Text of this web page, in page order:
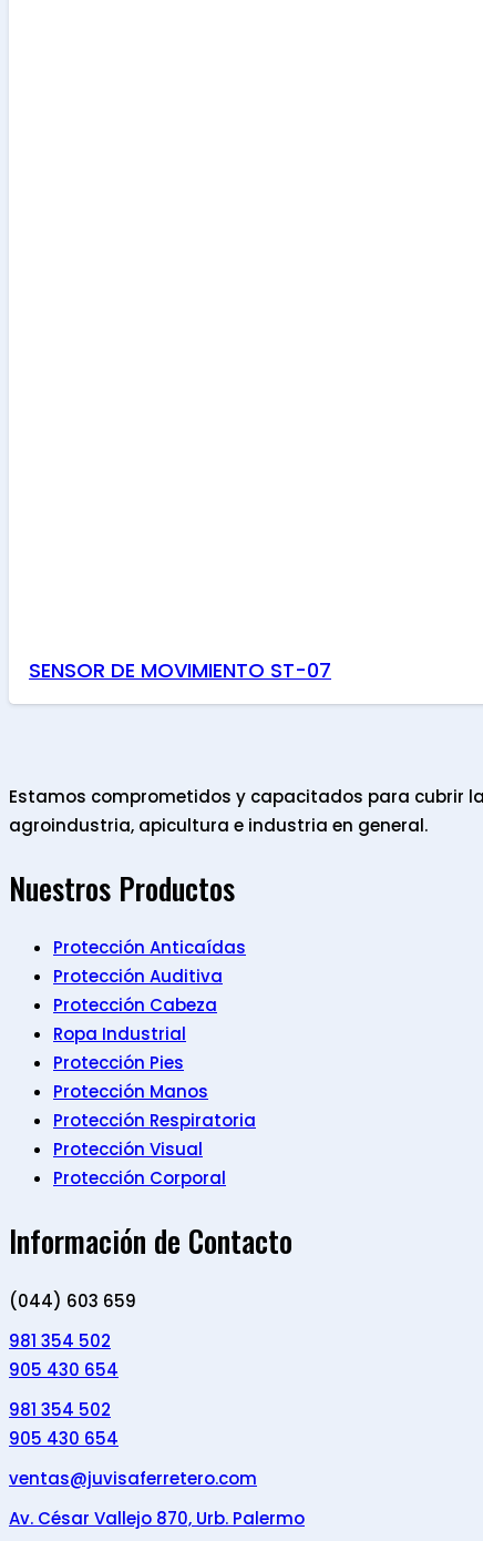
SENSOR DE MOVIMIENTO ST-07
Estamos comprometidos y capacitados para cubrir
agroindustria, apicultura e industria en general.
Nuestros Productos
Protección Anticaídas
Protección Auditiva
Protección Cabeza
Ropa Industrial
Protección Pies
Protección Manos
Protección Respiratoria
Protección Visual
Protección Corporal
Información de Contacto
(044) 603 659
981 354 502
905 430 654
981 354 502
905 430 654
ventas@juvisaferretero.com
Av. César Vallejo 870, Urb. Palermo